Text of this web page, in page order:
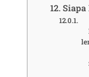
Siapa